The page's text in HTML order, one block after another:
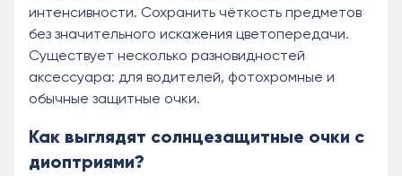
интенсивности. Сохранить чёткость предметов
без значительного искажения цветопередачи.
Существует несколько разновидностей
аксессуара: для водителей, фотохромные и
обычные защитные очки.
Как выглядят солнцезащитные очки с
диоптриями?